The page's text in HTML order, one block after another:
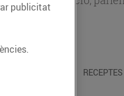
RECEPTES
publicitat